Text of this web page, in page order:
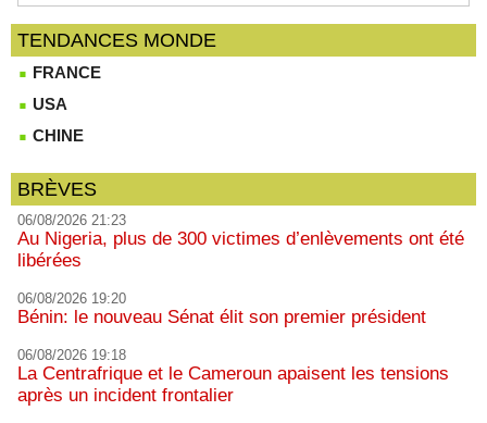
TENDANCES MONDE
FRANCE
USA
CHINE
BRÈVES
06/08/2026 21:23
Au Nigeria, plus de 300 victimes d’enlèvements ont été
libérées
06/08/2026 19:20
Bénin: le nouveau Sénat élit son premier président
06/08/2026 19:18
La Centrafrique et le Cameroun apaisent les tensions
après un incident frontalier